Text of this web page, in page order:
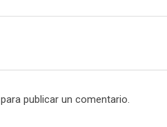
para publicar un comentario.